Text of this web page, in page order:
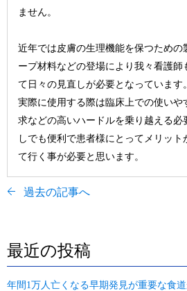
ません。
近年では皮膚の生理機能を保つための
ープ材料などの登場により我々看護
て日々の見直しが必要となっています。
実際に使用する際は臨床上での使いや
求などの高いハードルを乗り越える
しでも便利で患者様にとってメリット
て行く事が必要と思います。
過去の記事へ
最近の投稿
年間1万人亡くなる早期発見が重要な食